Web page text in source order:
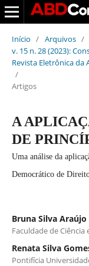
Início / Arquivos /
v. 15 n. 28 (2023):
Revista Eletrônica da
/
Artigos
A
DE
Uma análise da
Democrático de
Bruna Silva Araújo
Faculdade de Ciência
Renata Silva
Pontifícia